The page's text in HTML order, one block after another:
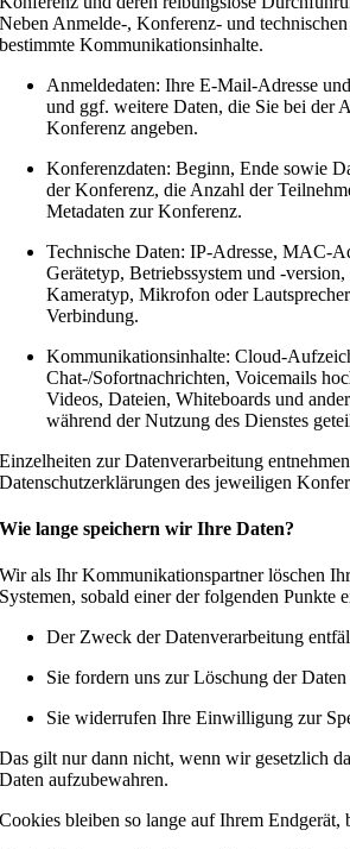
Neben Anmelde-, Konferenz- und
bestimmte Kommunikationsinhalte.
Anmeldedaten: Ihre E-Mail-Adresse
und ggf. weitere Daten, die Sie bei der
Konferenz angeben.
Konferenzdaten: Beginn, Ende sowie
der Konferenz, die Anzahl der
Metadaten zur Konferenz.
Technische Daten: IP-Adresse, MAC-
Gerätetyp, Betriebssystem und -
Kameratyp, Mikrofon oder
Verbindung.
Kommunikationsinhalte: Cloud-
Chat-/Sofortnachrichten, Voicemails
Videos, Dateien, Whiteboards und
während der Nutzung des Dienstes
Einzelheiten zur Datenverarbeitung
Datenschutzerklärungen des jeweiligen
Wie lange speichern wir Ihre Daten?
Wir als Ihr Kommunikationspartner löschen
Systemen, sobald einer der folgenden Punkte
Der Zweck der Datenverarbeitung
Sie fordern uns zur Löschung der Daten
Sie widerrufen Ihre Einwilligung zur
Das gilt nur dann nicht, wenn wir gesetzlich
Daten aufzubewahren.
Cookies bleiben so lange auf Ihrem Endgerät,